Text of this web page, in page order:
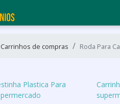
Carrinhos de compras Roda Para
Plastica Para